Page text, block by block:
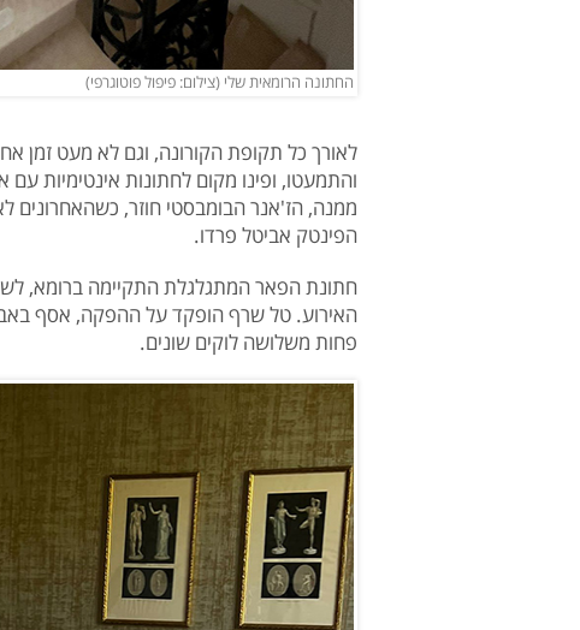
החתונה הרומאית שלי (צילום: פיפול פוטוגרפי)
לאורך כל תקופת הקורונה, וגם לא מעט זמן
והתמעטו, ופינו מקום לחתונות אינטימיות
ממנה, הז'אנר הבומבסטי חוזר, כשהאחרונים
הפינטק אביטל פרדו.
חתונת הפאר המתגלגלת התקיימה ברומא,
האירוע. טל שרף הופקד על ההפקה, אסף באבו
פחות משלושה לוקים שונים.